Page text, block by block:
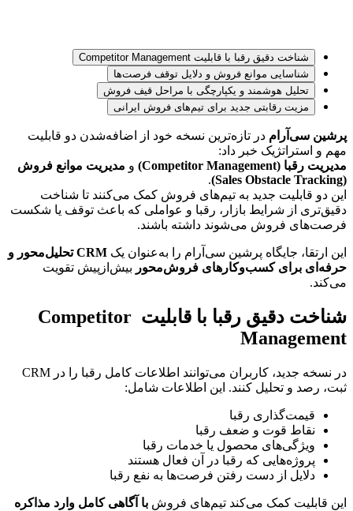
شناخت دقیق رقبا با قابلیت Competitor Management
شناسایی موانع فروش و دلایل توقف فرصت‌ها
تحلیل هوشمند و یکپارچگی با مراحل قیف فروش
مزیت رقابتی جدید برای تیم‌های فروش ایرانی
پرشین سی‌آر‌ام
مهم و استراتژیک خبر داد:
مدیریت رقبا (Competitor Management)
و
(Sales Obstacle Tracking)
.
فرصت‌های فروش می‌شوند داشته باشند.
این ارتقا، جایگاه پرشین سی‌آر‌ام را به‌عنوان یک
حرفه‌ای برای کسب‌وکارهای فروش‌محور
می‌کند.
شناخت دقیق رقبا با قابلیت Competitor
Management
ثبت، رصد و تحلیل کنند. این اطلاعات شامل:
قیمت‌گذاری رقبا
نقاط قوت و ضعف رقبا
ویژگی‌های محصول یا خدمات رقبا
پروژه‌هایی که رقبا در آن فعال هستند
دلایل از دست رفتن فرصت‌ها به نفع رقبا
این قابلیت کمک می‌کند تیم‌های فروش